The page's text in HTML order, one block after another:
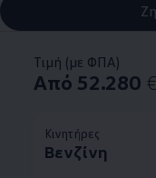
Τιμή (με ΦΠΑ)
Από 52.280 €
Κινητήρες
Βενζίνη